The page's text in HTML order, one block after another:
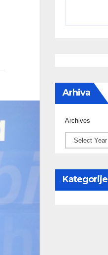
Arhiva
Archives
Kategorije